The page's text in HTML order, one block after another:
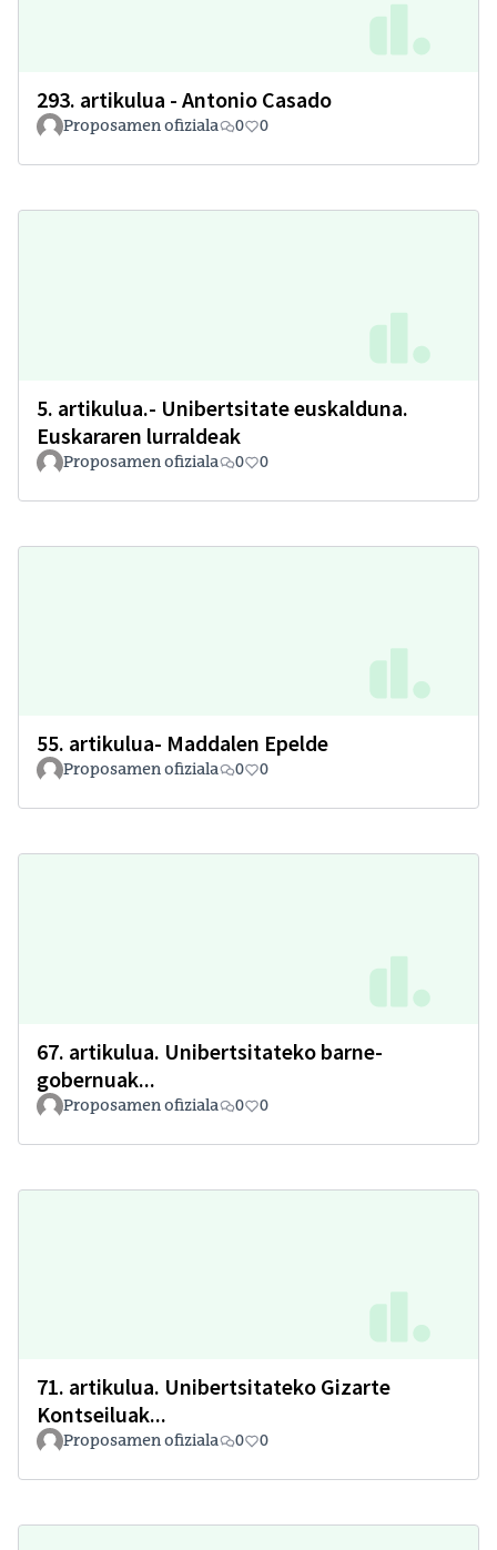
293. artikulua - Antonio Casado
Proposamen ofiziala 0 0
5. artikulua.- Unibertsitate euskalduna.
Euskararen lurraldeak
Proposamen ofiziala 0 0
55. artikulua- Maddalen Epelde
Proposamen ofiziala 0 0
67. artikulua. Unibertsitateko barne-
gobernuak...
Proposamen ofiziala 0 0
71. artikulua. Unibertsitateko Gizarte
Kontseiluak...
Proposamen ofiziala 0 0